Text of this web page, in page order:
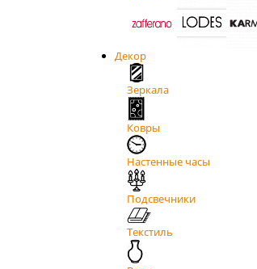
Декор
Зеркала
Ковры
Настенные часы
Подсвечники
Текстиль